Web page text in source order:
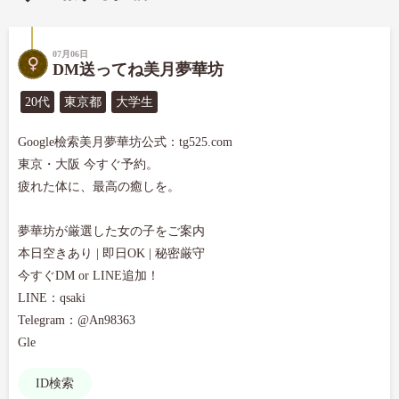
07月06日
DM送ってね美月夢華坊
20代 東京都 大学生
Google檢索美月夢華坊公式：tg525.com
東京・大阪 今すぐ予約。
疲れた体に、最高の癒しを。
夢華坊が厳選した女の子をご案内
本日空きあり | 即日OK | 秘密厳守
今すぐDM or LINE追加！
LINE：qsaki
Telegram：@An98363
Gle
ID検索